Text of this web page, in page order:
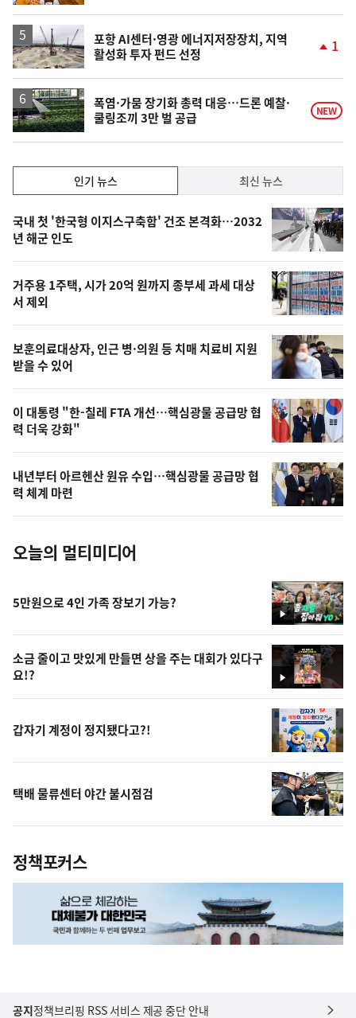
포항 AI센터·영광 에너지저장장치, 지역
활성화 투자 펀드 선정
승
1
폭염·가뭄 장기화 총력 대응…드론 예찰·
쿨링조끼 3만 벌 공급
NEW
기,
최
신,
늘
의
영
상
오
늘
사
진
인기 뉴스 최신 뉴스
기
뉴
스
국내 첫 '한국형 이지스구축함' 건조 본격화…2032
년 해군 인도
거주용 1주택, 시가 20억 원까지 종부세 과세 대상
서 제외
보훈의료대상자, 인근 병·의원 등 치매 치료비 지원
받을 수 있어
이 대통령 "한-칠레 FTA 개선…핵심광물 공급망 협
력 더욱 강화"
내년부터 아르헨산 원유 수입…핵심광물 공급망 협
력 체계 마련
오늘의 멀티미디어
영
상
5만원으로 4인 가족 장보기 가능?
영
상
소금 줄이고 맛있게 만들면 상을 주는 대회가 있다구
요!?
갑자기 계정이 정지됐다고?!
택배 물류센터 야간 불시점검
정책포커스
공지정책브리핑 RSS 서비스 제공 중단 안내